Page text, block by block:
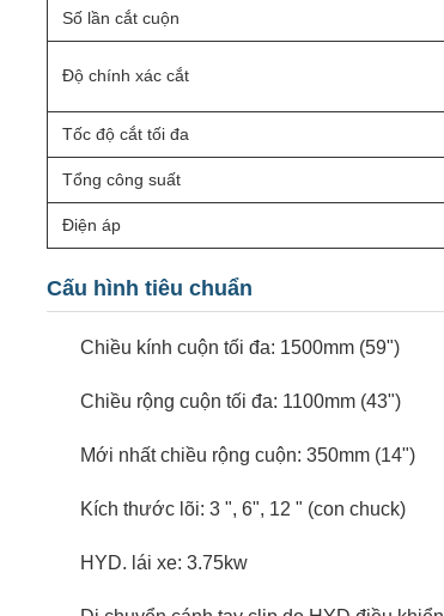
Số lần cắt cuộn
Độ chính xác cắt
Tốc độ cắt tối đa
Tổng công suất
Điện áp
Cấu hình tiêu chuẩn
Chiều kính cuộn tối đa: 1500mm (59")
Chiều rộng cuộn tối đa: 1100mm (43")
Mới nhất chiều rộng cuộn: 350mm (14")
Kích thước lõi: 3 ", 6", 12 " (con chuck)
HYD. lái xe: 3.75kw